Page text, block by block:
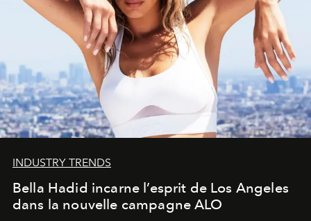
INDUSTRY TRENDS
Bella Hadid incarne l’esprit de Los Angeles
dans la nouvelle campagne ALO